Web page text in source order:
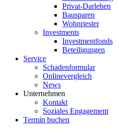
Privat-Darlehen
Bausparen
Wohnriester
Investments
Investmentfonds
Beteiligungen
Service
Schadenformular
Onlinevergleich
News
Unternehmen
Kontakt
Soziales Engagement
Termin buchen